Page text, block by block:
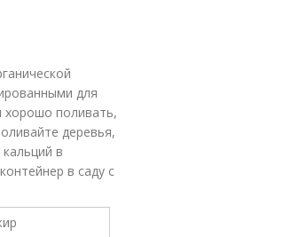
для
хорошо поливать,
деревья,
в
в саду с